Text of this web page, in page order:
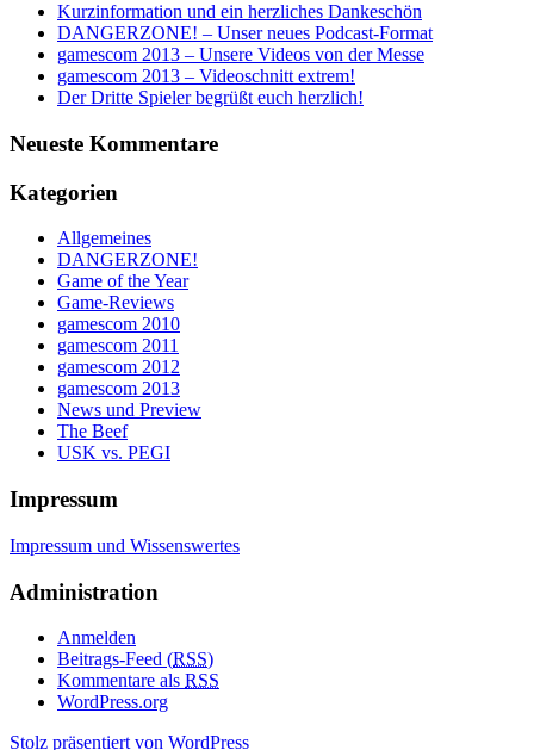
Kurzinformation und ein herzliches Dankeschön
DANGERZONE! – Unser neues Podcast-Format
gamescom 2013 – Unsere Videos von der Messe
gamescom 2013 – Videoschnitt extrem!
Der Dritte Spieler begrüßt euch herzlich!
Neueste Kommentare
Kategorien
Allgemeines
DANGERZONE!
Game of the Year
Game-Reviews
gamescom 2010
gamescom 2011
gamescom 2012
gamescom 2013
News und Preview
The Beef
USK vs. PEGI
Impressum
Impressum und Wissenswertes
Administration
Anmelden
Beitrags-Feed (RSS)
Kommentare als RSS
WordPress.org
Stolz präsentiert von WordPress